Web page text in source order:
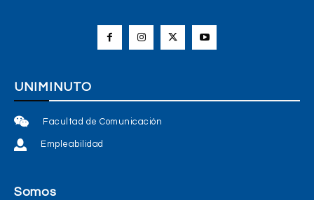
UNIMINUTO
Facultad de Comunicación
Empleabilidad
Somos